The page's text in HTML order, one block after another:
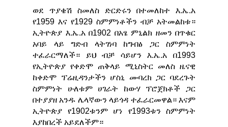
ወደ ጥያቄሽ ስመለስ ድርድሩን በተመለከተ እ.ኤ.አ
የ1959 እና የ1929 ስምምነቶችን ብቻ አትመልከቱ።
ኢትዮጵያ እ.ኤ.አ በ1902 በአፄ ምኒልክ ዘመን በጥቁር
አባይ ላይ ግድብ ላትገነባ ከግብፅ ጋር ስምምነት
ተፈራርማለች። ይህ ብቻ ሳይሆን እ.ኤ.አ በ1993
የኢትዮጵያ የቀድሞ ጠቅላይ ሚኒስትር መለስ ዜናዊ
ከቀድሞ ፕሬዚዳንታችን ሆስኒ ሙባረክ ጋር ባደረጉት
ስምምነት ሁለቱም ሀገራት ከውሃ ፕሮጀክቶች ጋር
በተያያዘ አንዱ ሌላኛውን ላይጎዳ ተፈራርመዋል። እናም
ኢትዮጵያ የ1902ቱንም ሆነ የ1993ቱን ስምምነት
እያከበረች አይደለችም።